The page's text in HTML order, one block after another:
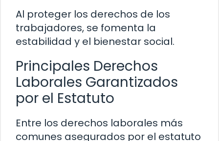
Al proteger los derechos de los
trabajadores, se fomenta la
estabilidad y el bienestar social.
Principales Derechos
Laborales Garantizados
por el Estatuto
Entre los derechos laborales más
comunes asegurados por el estatuto